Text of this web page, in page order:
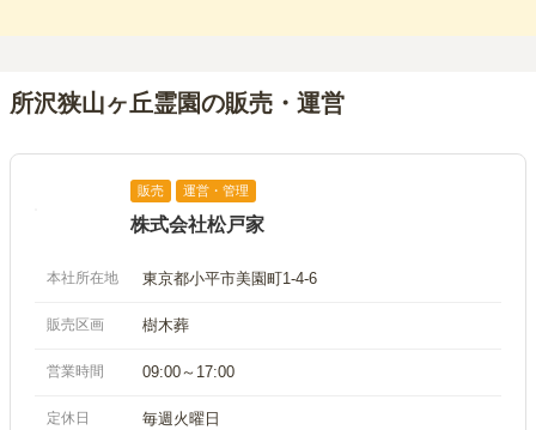
所沢狭山ヶ丘霊園の販売・運営
販売 運営・管理
株式会社松戸家
本社所在地 東京都小平市美園町1-4-6
販売区画 樹木葬
営業時間 09:00～17:00
定休日 毎週火曜日